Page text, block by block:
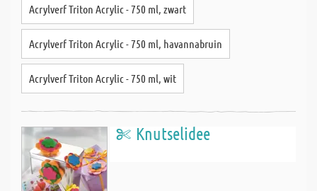
Acrylverf Triton Acrylic - 750 ml, zwart
Acrylverf Triton Acrylic - 750 ml, havannabruin
Acrylverf Triton Acrylic - 750 ml, wit
Knutselidee